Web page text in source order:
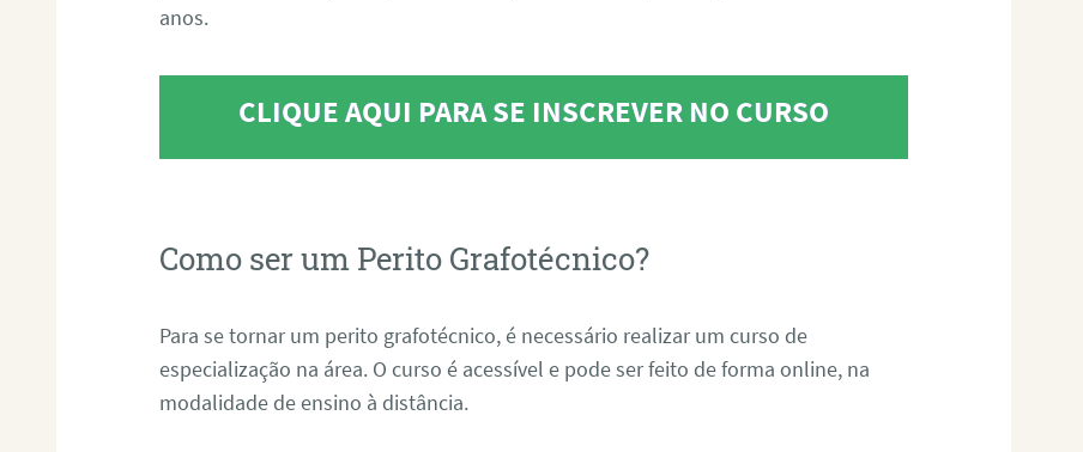
anos.
CLIQUE AQUI PARA SE INSCREVER NO CURSO
Como ser um Perito Grafotécnico?
Para se tornar um perito grafotécnico, é necessário realizar um curso de
especialização na área. O curso é acessível e pode ser feito de forma online, na
modalidade de ensino à distância.